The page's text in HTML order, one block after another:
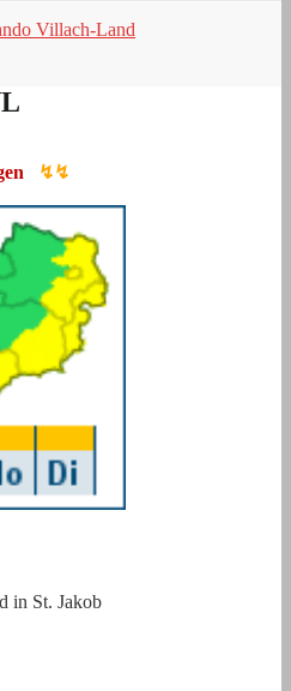
Villach-Land
↯↯
in St. Jakob